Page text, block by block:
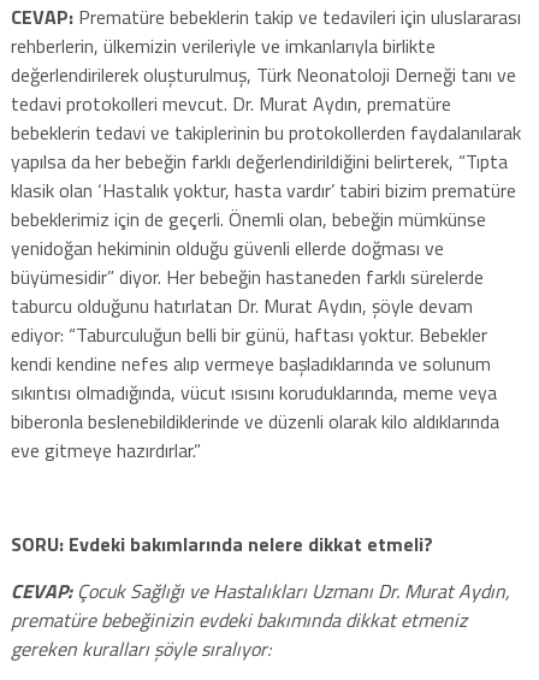
CEVAP:Prematüre bebeklerin takip ve tedavileri için uluslararası
rehberlerin, ülkemizin verileriyle ve imkanlarıyla birlikte
değerlendirilerek oluşturulmuş, Türk Neonatoloji Derneği tanı ve
tedavi protokolleri mevcut. Dr. Murat Aydın, prematüre
bebeklerin tedavi ve takiplerinin bu protokollerden faydalanılarak
yapılsa da her bebeğin farklı değerlendirildiğini belirterek, “Tıpta
klasik olan ‘Hastalık yoktur, hasta vardır’ tabiri bizim prematüre
bebeklerimiz için de geçerli. Önemli olan, bebeğin mümkünse
yenidoğan hekiminin olduğu güvenli ellerde doğması ve
büyümesidir” diyor. Her bebeğin hastaneden farklı sürelerde
taburcu olduğunu hatırlatan Dr. Murat Aydın, şöyle devam
ediyor: “Taburculuğun belli bir günü, haftası yoktur. Bebekler
kendi kendine nefes alıp vermeye başladıklarında ve solunum
sıkıntısı olmadığında, vücut ısısını koruduklarında, meme veya
biberonla beslenebildiklerinde ve düzenli olarak kilo aldıklarında
eve gitmeye hazırdırlar.”
SORU: Evdeki bakımlarında nelere dikkat etmeli?
CEVAP:Çocuk Sağlığı ve Hastalıkları Uzmanı Dr. Murat Aydın,
prematüre bebeğinizin evdeki bakımında dikkat etmeniz
gereken kuralları şöyle sıralıyor: